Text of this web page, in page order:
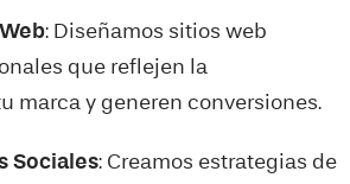
: Diseñamos sitios web
que reflejen la
marca y generen conversiones.
Sociales: Creamos estrategias de